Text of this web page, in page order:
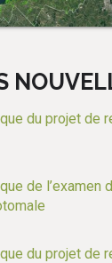
du projet de
de l’examen
du projet de